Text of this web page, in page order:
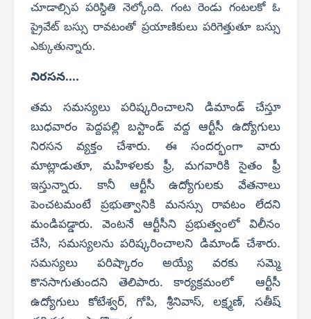
చూడాల్సిప పరిస్ధితి నెల్కోంది. గంట రెండు గంటలకో ఓ
ప్రైవేట్‌ బస్సు రావటంతో ప్రయాణికులు పరిగెత్తుతూ బస్సు
ఎక్కుతున్నారు.
నిరసన....
తమ సమస్యలు పరిష్కరించాలని డిమాండ్‌ చేస్తూ
బుధవారం పెద్దపల్లి బస్టాండ్‌ వద్ద ఆర్టీసీ ఉద్యోగులు
నిరసన వ్యక్తం చేశారు. ఈ సందర్భంగా వారు
మాట్లాడుతూ, మహిళలకు ఫ్రీ, మగవారికి సైతం ఫ్రీ
ఇస్తున్నారు. కానీ ఆర్టీసీ ఉద్యోగులకు వేతనాలు
పెంచటమంటే ప్రభుత్వానికి మనస్సు రావటం లేదని
మండిపడ్డారు. వెంటనే ఆర్టీసీని ప్రభుత్వంలో విలీనం
చేసి, సమస్యలను పరిష్కరించాలని డిమాండ్‌ చేశారు.
సమస్యలు పరిష్కారం అయ్యే వరకు సమ్మె
కొనసాగుతుందని తెలిపారు. కార్యక్రమంలో ఆర్టీసీ
ఉద్యోగులు కోటేశ్వర్‌, గోపి, శ్రీనివాస్, లక్ష్మణ్‌, సతీష్‌